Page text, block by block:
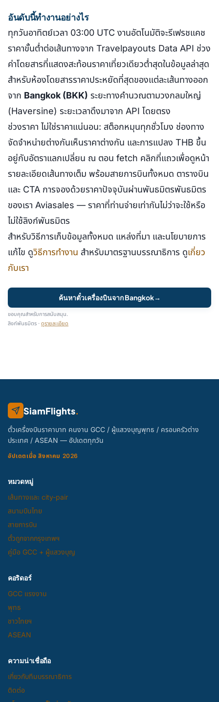
อันดับนี้ทำงานอย่างไร
ทุกวันอาทิตย์เวลา 03:00 UTC งานอัตโนมัติจะรีเฟรชแคช
ราคาขั้นต่ำต่อเส้นทางจาก Travelpayouts Data API ช่วง
ค่าโดยสารที่แสดงสะท้อนราคาเที่ยวเดียวต่ำสุดในข้อมูลล่าสุด
สำหรับห้องโดยสารราคาประหยัดที่สุดของแต่ละเส้นทางออก
จาก Bangkok (BKK) ระยะทางคำนวณตามวงกลมใหญ่
(Haversine) ระยะเวลาดึงมาจาก API โดยตรง
ช่วงราคา ไม่ใช่ราคาแน่นอน: สต็อกหมุนทุกชั่วโมง ช่องทาง
จัดจำหน่ายต่างกันเห็นราคาต่างกัน และการแปลง THB ขึ้น
อยู่กับอัตราแลกเปลี่ยน ณ ตอน fetch คลิกที่แถวเพื่อดูหน้า
รายละเอียดเส้นทางเต็ม พร้อมสายการบินทั้งหมด ตารางบิน
และ CTA การจองด้วยราคาปัจจุบันผ่านพันธมิตรพันธมิตร
ของเรา Aviasales — ราคาที่ท่านจ่ายเท่ากันไม่ว่าจะใช้หรือ
ไม่ใช้ลิงก์พันธมิตร
สำหรับวิธีการเก็บข้อมูลทั้งหมด แหล่งที่มา และนโยบายการ
แก้ไข ดูวิธีการทำงาน สำหรับมาตรฐานบรรณาธิการ ดูเกี่ยว
กับเรา
ค้นหาตั๋วเครื่องบินจาก Bangkok→
ขอบคุณสำหรับการสนับสนุน.
ลิงก์พันธมิตร · ดูรายละเอียด
SiamFlights.
ตั๋วเครื่องบินราคาบาท คนงาน GCC / ผู้แสวงบุญพุทธ / ครอบครัวต่าง
ประเทศ / ASEAN — อัปเดตทุกวัน
อัปเดตเมื่อ สิงหาคม 2026
หมวดหมู่
เส้นทางและ city-pair
สนามบินไทย
สายการบิน
ตั๋วถูกจากกรุงเทพฯ
คู่มือ GCC + ผู้แสวงบุญ
คอริดอร์
GCC แรงงาน
พุทธ
ชาวไทยฯ
ASEAN
ความน่าเชื่อถือ
เกี่ยวกับทีมบรรณาธิการ
ติดต่อ